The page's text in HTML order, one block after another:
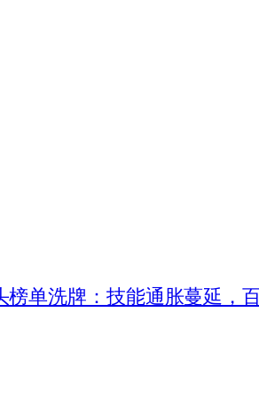
榜单洗牌：技能通胀蔓延，